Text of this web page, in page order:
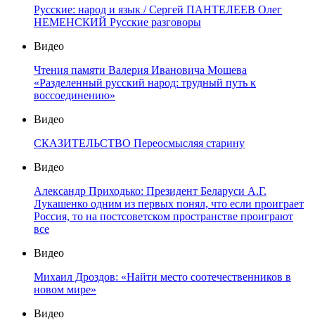
Русские: народ и язык / Сергей ПАНТЕЛЕЕВ Олег
НЕМЕНСКИЙ Русские разговоры
Видео
Чтения памяти Валерия Ивановича Мошева
«Разделенный русский народ: трудный путь к
воссоединению»
Видео
СКАЗИТЕЛЬСТВО Переосмысляя старину
Видео
Александр Приходько: Президент Беларуси А.Г.
Лукашенко одним из первых понял, что если проиграет
Россия, то на постсоветском пространстве проиграют
все
Видео
Михаил Дроздов: «Найти место соотечественников в
новом мире»
Видео